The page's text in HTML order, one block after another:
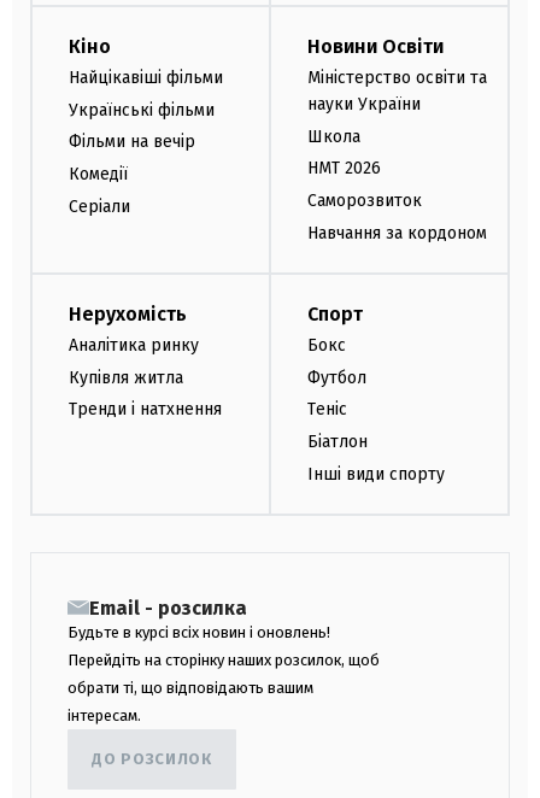
Кіно
Найцікавіші фільми
Українські фільми
Фільми на вечір
Комедії
Серіали
Новини Освіти
Міністерство освіти та
науки України
Школа
НМТ 2026
Саморозвиток
Навчання за кордоном
Нерухомість
Аналітика ринку
Купівля житла
Тренди і натхнення
Спорт
Бокс
Футбол
Теніс
Біатлон
Інші види спорту
Email - розсилка
Будьте в курсі всіх новин і оновлень!
Перейдіть на сторінку наших розсилок, щоб
обрати ті, що відповідають вашим
інтересам.
ДО РОЗСИЛОК